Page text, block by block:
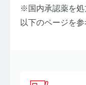
※国内承認薬を処
以下のページを参